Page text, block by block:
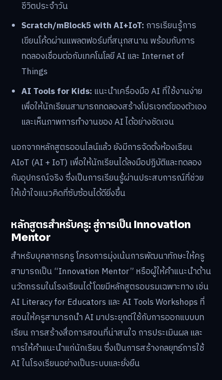
ชีวิตประจำวัน
Scratch/mBlock5 with AI+IoT: การเรียนรู้การ
เขียนโค้ดผ่านแพลตฟอร์มที่สนุกสนาน พร้อมกับการ
ทดลองเชื่อมต่อกับเทคโนโลยี AI และ Internet of
Things
AI Tools for Kids: แนะนำเครื่องมือ AI ที่ใช้งานง่าย
เพื่อให้นักเรียนสามารถทดลองสร้างโปรเจกต์ของตัวเอง
และเห็นภาพการทำงานของ AI ได้อย่างชัดเจน
นอกจากหลักสูตรออนไลน์แล้ว ยังมีการจัดตั้งห้องเรียน
AIoT (AI + IoT) เพื่อให้นักเรียนได้ลงมือปฏิบัติและทดลอง
กับอุปกรณ์จริง ซึ่งเป็นการเรียนรู้ผ่านประสบการณ์ที่ช่วย
ให้เข้าใจแนวคิดที่ซับซ้อนได้ดียิ่งขึ้น
หลักสูตรสำหรับครู: สู่การเป็น Innovation
Mentor
สำหรับบุคลากรครู โครงการมุ่งเน้นการพัฒนาทักษะให้ครู
สามารถเป็น “Innovation Mentor” หรือผู้ให้คำแนะนำด้าน
นวัตกรรมในโรงเรียนได้ โดยมีหลักสูตรอบรมเฉพาะทาง เช่น
AI Literacy for Educators และ AI Tools Workshops ที่
สอนให้ครูสามารถนำ AI มาประยุกต์ใช้กับการออกแบบบท
เรียน การสร้างสื่อการสอนที่น่าสนใจ การประเมินผล และ
การให้คำแนะนำแก่นักเรียน ซึ่งเป็นการสร้างกลยุทธ์การใช้
AI ในโรงเรียนอย่างเป็นระบบและยั่งยืน